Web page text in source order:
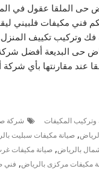
حى الملقا عقول في
فني مكيفات فلبيني
فك وتركيب تكييف
حى البديعة أفضل
عند مقارنتها بأي
المكيفات شركة
,صيانة مكيفات سبليت
بالرياض,صيانة مكيفات
مكيفات مركزى بالرياض, فني